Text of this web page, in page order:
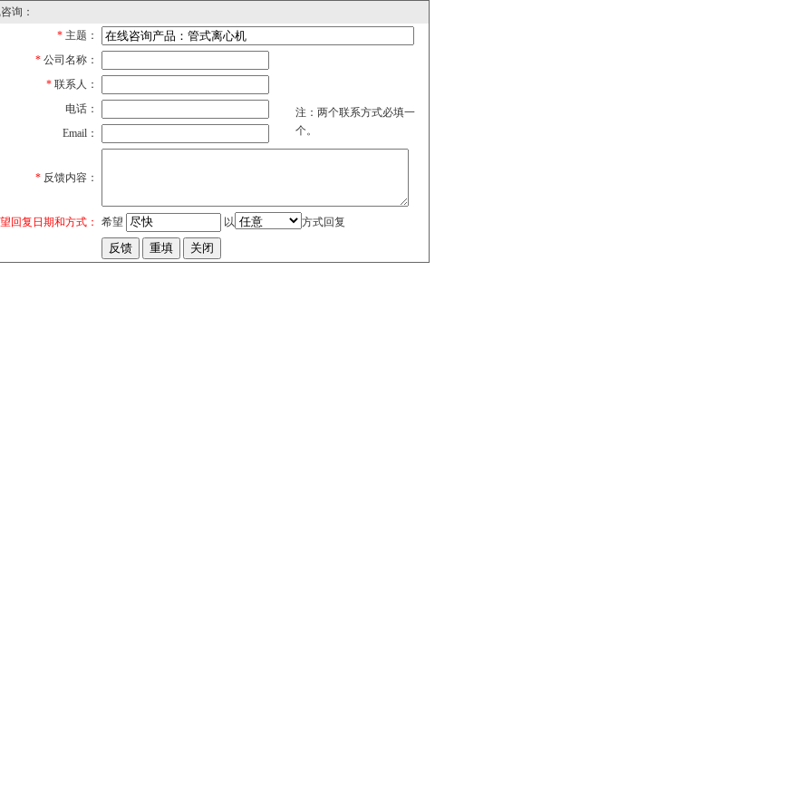
询：
* 主题：
* 公司名称：
* 联系人：
电话：
注：两个联系方式必填一
个。
Email：
* 反馈内容：
回复日期和方式： 希望 以 方式回复